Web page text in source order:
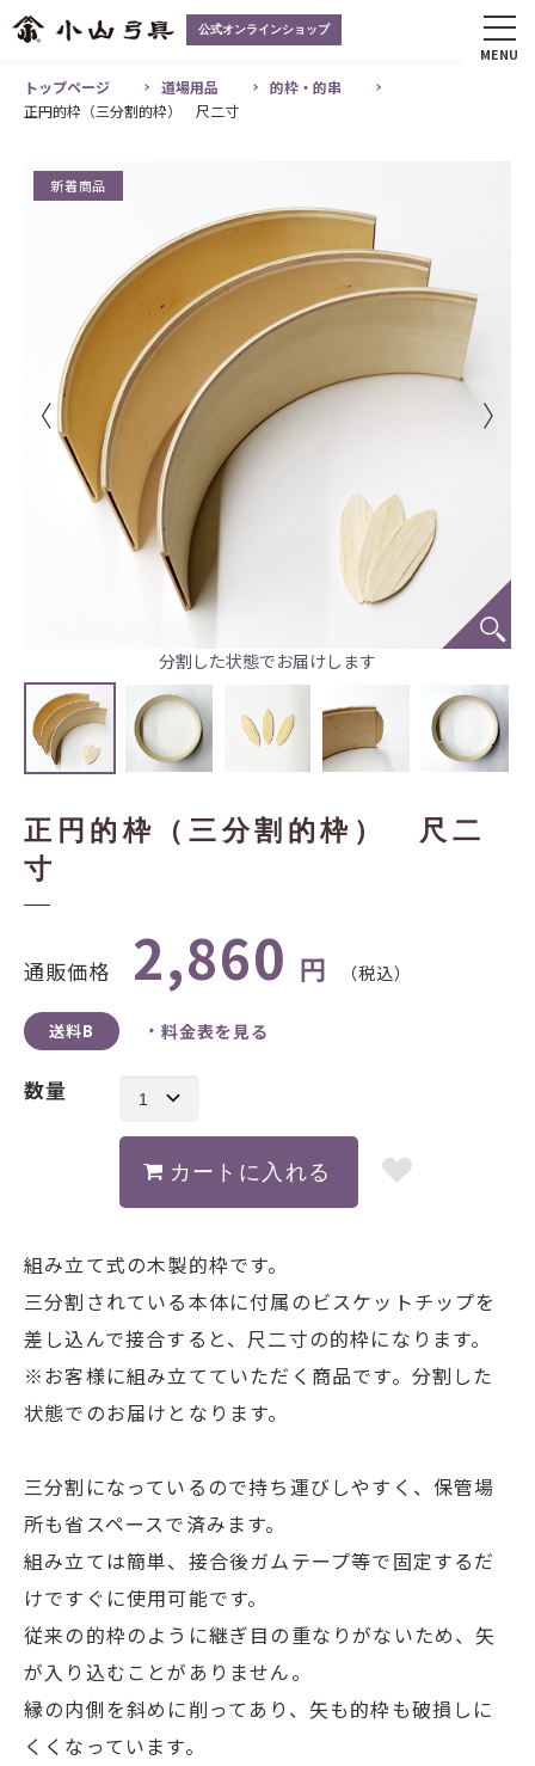
MENU
公式オンラインショップ
トップページ 道場用品
的枠・的串
正円的枠（三分割的枠） 尺二寸
新着商品
分割した状態でお届けします
正円的枠（三分割的枠） 尺二
寸
通販価格 2,860 円 （税込）
送料B 料金表を見る
数量
組み立て式の木製的枠です。
三分割されている本体に付属のビスケットチップを
差し込んで接合すると、尺二寸の的枠になります。
※お客様に組み立てていただく商品です。分割した
状態でのお届けとなります。
三分割になっているので持ち運びしやすく、保管場
所も省スペースで済みます。
組み立ては簡単、接合後ガムテープ等で固定するだ
けですぐに使用可能です。
従来の的枠のように継ぎ目の重なりがないため、矢
が入り込むことがありません。
縁の内側を斜めに削ってあり、矢も的枠も破損しに
くくなっています。